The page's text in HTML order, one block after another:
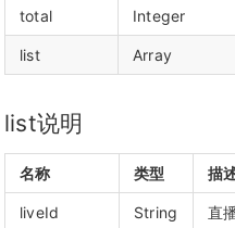
total Integer
list Array
list说明
名称 类型 描
liveId String 直